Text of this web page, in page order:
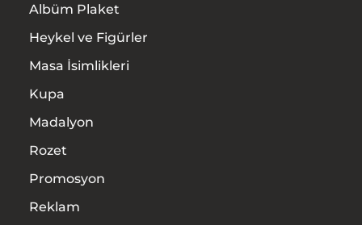
Albüm Plaket
Heykel ve Figürler
Masa İsimlikleri
Kupa
Madalyon
Rozet
Promosyon
Reklam